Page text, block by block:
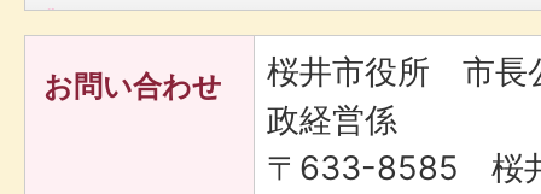
お問い合わせ
桜井市役所 市
政経営係
〒633-8585 桜